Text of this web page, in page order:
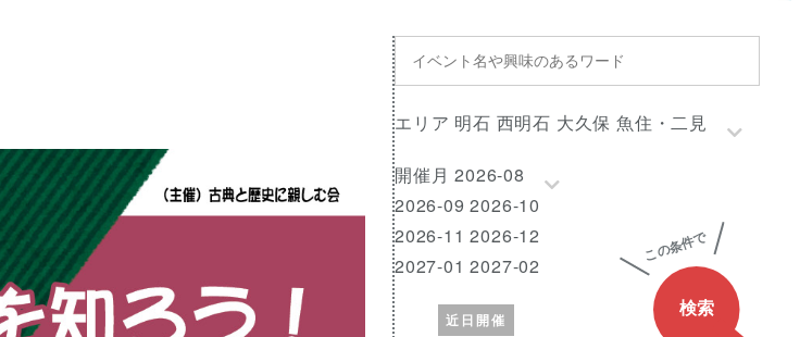
イ
ベ
ン
ト
名
や
興
味
の
あ
エ
リ
ア
エリア 明石 西明石 大久保 魚住・二見
開
催
月
開催月 2026-08
2026-09 2026-10
2026-11 2026-12
2027-01 2027-02
近日開催